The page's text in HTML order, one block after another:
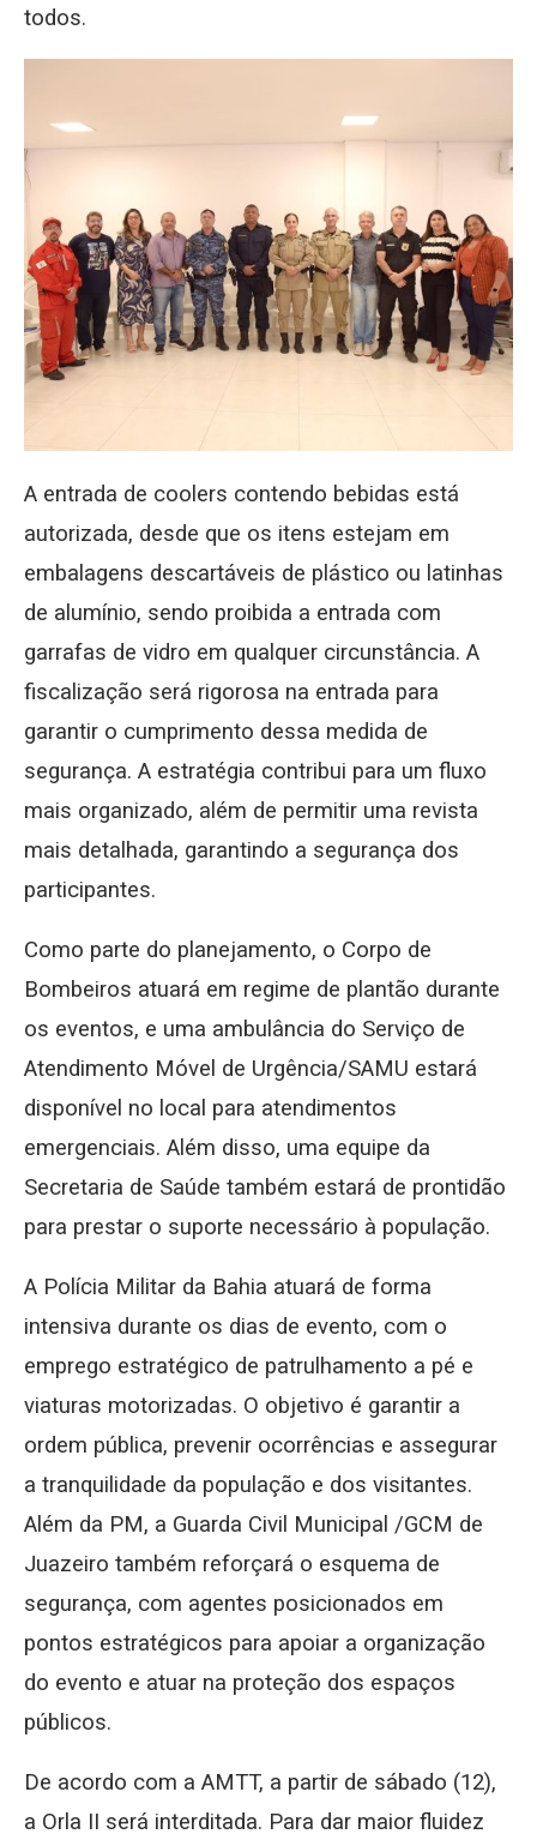
todos.
A entrada de coolers contendo bebidas está
autorizada, desde que os itens estejam em
embalagens descartáveis de plástico ou latinhas
de alumínio, sendo proibida a entrada com
garrafas de vidro em qualquer circunstância. A
fiscalização será rigorosa na entrada para
garantir o cumprimento dessa medida de
segurança. A estratégia contribui para um fluxo
mais organizado, além de permitir uma revista
mais detalhada, garantindo a segurança dos
participantes.
Como parte do planejamento, o Corpo de
Bombeiros atuará em regime de plantão durante
os eventos, e uma ambulância do Serviço de
Atendimento Móvel de Urgência/SAMU estará
disponível no local para atendimentos
emergenciais. Além disso, uma equipe da
Secretaria de Saúde também estará de prontidão
para prestar o suporte necessário à população.
A Polícia Militar da Bahia atuará de forma
intensiva durante os dias de evento, com o
emprego estratégico de patrulhamento a pé e
viaturas motorizadas. O objetivo é garantir a
ordem pública, prevenir ocorrências e assegurar
a tranquilidade da população e dos visitantes.
Além da PM, a Guarda Civil Municipal /GCM de
Juazeiro também reforçará o esquema de
segurança, com agentes posicionados em
pontos estratégicos para apoiar a organização
do evento e atuar na proteção dos espaços
públicos.
De acordo com a AMTT, a partir de sábado (12),
a Orla II será interditada. Para dar maior fluidez